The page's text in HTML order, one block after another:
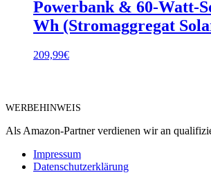
Powerbank & 60-Watt-
Wh (Stromaggregat
209,99€
WERBEHINWEIS
Als Amazon-Partner verdienen wir an
Impressum
Datenschutzerklärung